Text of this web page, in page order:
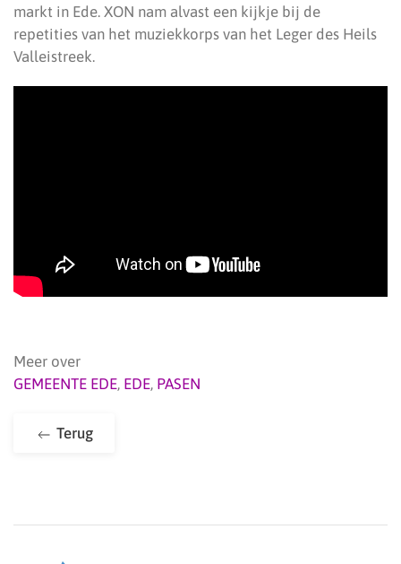
markt in Ede. XON nam alvast een kijkje bij de
repetities van het muziekkorps van het Leger des Heils
Valleistreek.
Meer over
GEMEENTE EDE, EDE, PASEN
Terug